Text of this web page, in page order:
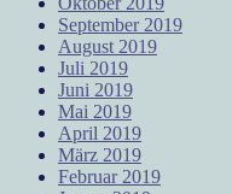
September 2019
August 2019
Juli 2019
Juni 2019
Mai 2019
April 2019
März 2019
Februar 2019